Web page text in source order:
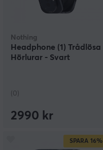
Nothing
Headphone (1) Trådlösa
Hörlurar - Svart
(0)
2990 kr
SPARA 16%